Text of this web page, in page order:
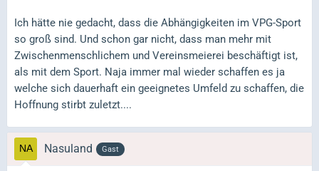
Ich hätte nie gedacht, dass die Abhängigkeiten im VPG-Sport
so groß sind. Und schon gar nicht, dass man mehr mit
Zwischenmenschlichem und Vereinsmeierei beschäftigt ist,
als mit dem Sport. Naja immer mal wieder schaffen es ja
welche sich dauerhaft ein geeignetes Umfeld zu schaffen, die
Hoffnung stirbt zuletzt....
Nasuland Gast